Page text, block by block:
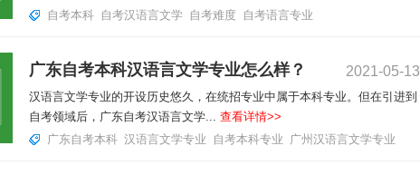
自考本科 自考汉语言文学 自考难度 自考语言专业
广东自考本科汉语言文学专业怎么样？ 2021-05-13
汉语言文学专业的开设历史悠久，在统招专业中属于本科专业。但在引进到
自考领域后，广东自考汉语言文学... 查看详情>>
广东自考本科 汉语言文学专业 自考本科专业 广州汉语言文学专业